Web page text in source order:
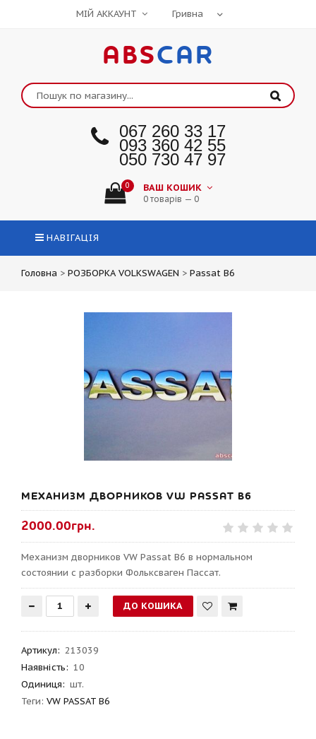
МІЙ АККАУНТ
ABSCAR
067 260 33 17
093 360 42 55
050 730 47 97
0 ВАШ КОШИК
0 товарів — 0
НАВІГАЦІЯ
Головна > РОЗБОРКА VOLKSWAGEN > Passat B6
МЕХАНИЗМ ДВОРНИКОВ VW PASSAT B6
2000.00грн.
Механизм дворников VW Passat B6 в нормальном
состоянии с разборки Фольксваген Пассат.
Артикул: 213039
Наявність: 10
Одиниця: шт.
Теги: VW PASSAT B6